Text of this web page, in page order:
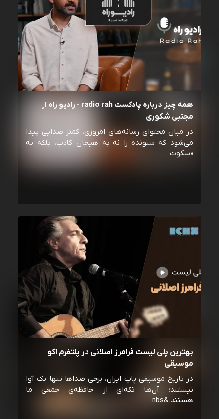
همه چیز درباره پادکست radio rah - رادیو راه از
مجتبی شکوری
در میان محتوای رسانه‌های امروزی، کمتر صدایی پیدا
می‌شود که شنونده را نه به هیجان کاذب، بلکه به
«سکوت
بهترین پلی لیست فرامرز اصلانی در پلتفرم اکو
موسیقی
در تاریخ موسیقی پاپ ایران، برخی صداها تنها یک آوا
نیستند؛ آن‌ها تکه‌ای از حافظه‌ی جمعی ما
هستند.&nbs